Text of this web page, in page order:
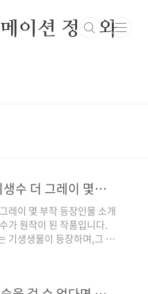
이션 정보와
넷플릭스 오리지널 드라마 기생수 더 그레이 몇부작 등장인물 소개
레이 몇 부작 등장인물 소개
가 원작이 된 작품입니다.
기생생물이 등장하며,그 기
이'의 작적이 시작되며, 이